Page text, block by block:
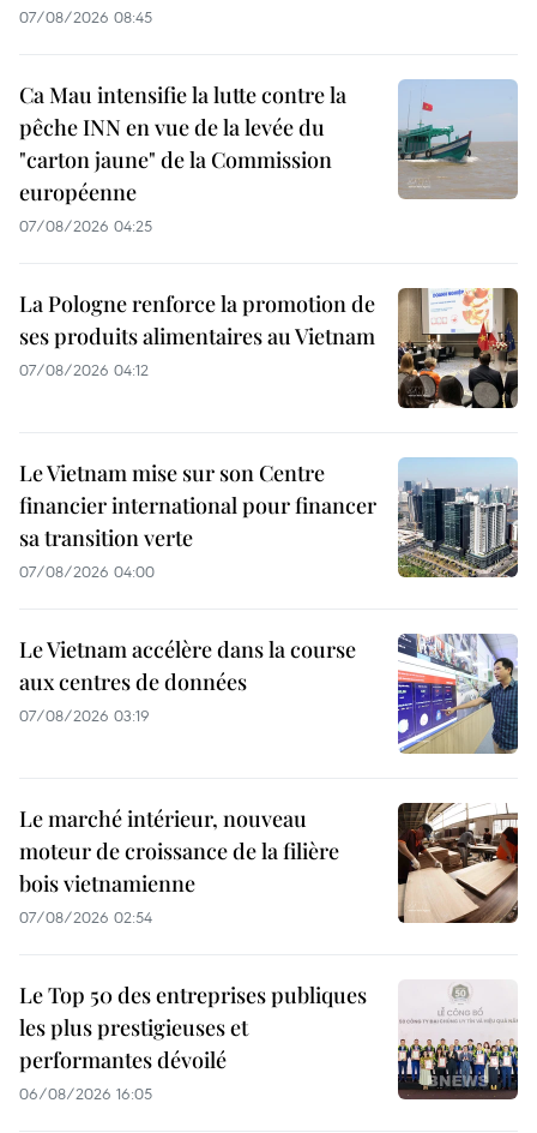
07/08/2026 08:45
Ca Mau intensifie la lutte contre la
pêche INN en vue de la levée du
"carton jaune" de la Commission
européenne
07/08/2026 04:25
La Pologne renforce la promotion de
ses produits alimentaires au Vietnam
07/08/2026 04:12
Le Vietnam mise sur son Centre
financier international pour financer
sa transition verte
07/08/2026 04:00
Le Vietnam accélère dans la course
aux centres de données
07/08/2026 03:19
Le marché intérieur, nouveau
moteur de croissance de la filière
bois vietnamienne
07/08/2026 02:54
Le Top 50 des entreprises publiques
les plus prestigieuses et
performantes dévoilé
06/08/2026 16:05